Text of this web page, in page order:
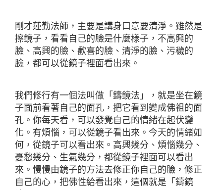
剛才蓮勤法師，主要是講身口意要清淨。雖然是
擦鏡子，看看自己的臉是什麼樣子，不高興的
臉、高興的臉、歡喜的臉、清淨的臉、污穢的
臉，都可以從鏡子裡面看出來。
我們修行有一個法叫做「鑄鏡法」，就是坐在鏡
子面前看著自己的面孔，把它看到變成佛祖的面
孔。你每天看，可以發覺自己的情緒在起伏變
化。有煩惱，可以從鏡子看出來。今天的情緒如
何，從鏡子可以看出來。高興幾分、煩惱幾分、
憂愁幾分、生氣幾分，都從鏡子裡面可以看出
來。慢慢由鏡子的方法去修正你自己的臉，修正
自己的心，把佛性給看出來，這個就是「鑄鏡